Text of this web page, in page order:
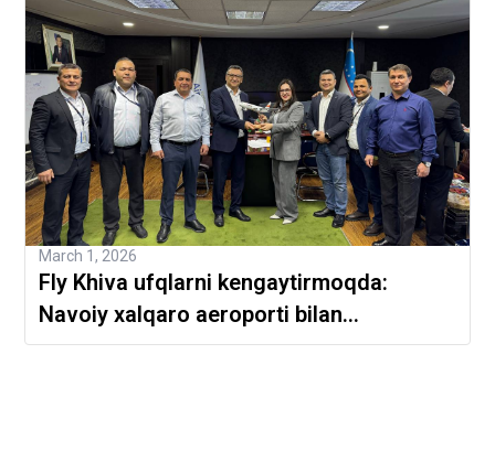
March 1, 2026
Fly Khiva ufqlarni kengaytirmoqda:
Navoiy xalqaro aeroporti bilan
shartnoma imzolandi